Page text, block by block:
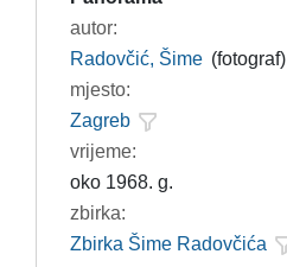
autor:
Radovčić, Šime (fotograf)
mjesto:
Zagreb
vrijeme:
oko 1968. g.
zbirka:
Zbirka Šime Radovčića